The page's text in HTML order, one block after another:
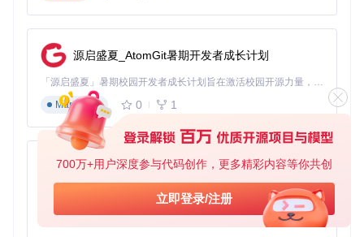
700万+用户深度参与代码创作，更多精彩内容等你共创
立即登录/注册
源启盛夏_AtomGit暑期开发者成长计划
「源启盛夏」暑期校园开发者成长计划旨在激活校园开源力量，通过积分激励、认证扶持、资源倾斜等形式，引导高校组织和开发者完成「入驻 — 建项目 — 做贡献 — 获认证 — 得资源」的完整闭环。无论你是想带领社团入驻平台的组织者，还是希望用代码贡献证明自己的开发者，都能在这里找到属于你的成长路径。
Markdown
0 1
AionUi
免费、本地、开源的 24/7 全天候 Cowork 应用，以及适用于 Gemini CLI、Claude Code、Codex、OpenCode、Qwen Code、Goose CLI、Auggie 等的 OpenClaw | 🌟 喜欢就点star吧
TypeScript
0 6